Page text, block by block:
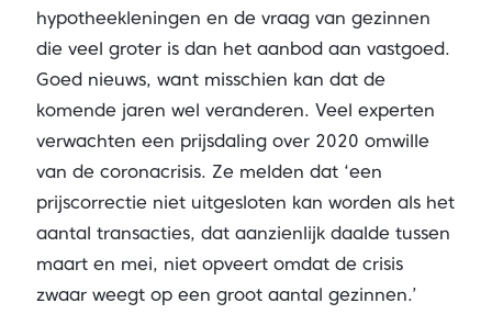
hypotheekleningen en de vraag van gezinnen
die veel groter is dan het aanbod aan vastgoed.
Goed nieuws, want misschien kan dat de
komende jaren wel veranderen. Veel experten
verwachten een prijsdaling over 2020 omwille
van de coronacrisis. Ze melden dat ‘een
prijscorrectie niet uitgesloten kan worden als het
aantal transacties, dat aanzienlijk daalde tussen
maart en mei, niet opveert omdat de crisis
zwaar weegt op een groot aantal gezinnen.’